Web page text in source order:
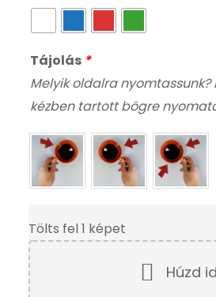
Tájolás *
Melyik oldalra
kézben tartott bögre
Tölts fel 1 képet
Húzd